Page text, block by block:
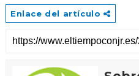
Enlace del artículo